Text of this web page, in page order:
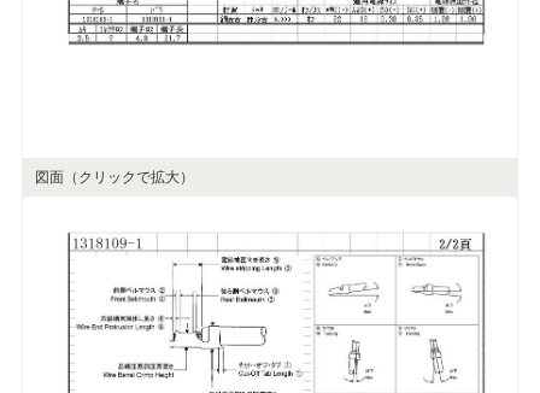
図面（クリックで拡大）